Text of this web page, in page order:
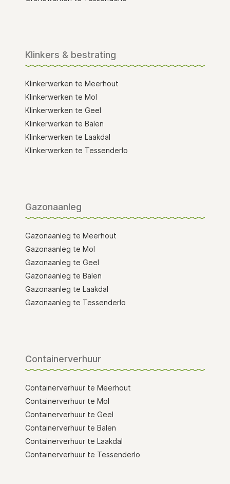
Klinkers & bestrating
Klinkerwerken te Meerhout
Klinkerwerken te Mol
Klinkerwerken te Geel
Klinkerwerken te Balen
Klinkerwerken te Laakdal
Klinkerwerken te Tessenderlo
Gazonaanleg
Gazonaanleg te Meerhout
Gazonaanleg te Mol
Gazonaanleg te Geel
Gazonaanleg te Balen
Gazonaanleg te Laakdal
Gazonaanleg te Tessenderlo
Containerverhuur
Containerverhuur te Meerhout
Containerverhuur te Mol
Containerverhuur te Geel
Containerverhuur te Balen
Containerverhuur te Laakdal
Containerverhuur te Tessenderlo